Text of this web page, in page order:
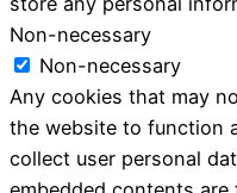
Non-necessary
Non-necessary
Any cookies that may
the website to function
collect user personal